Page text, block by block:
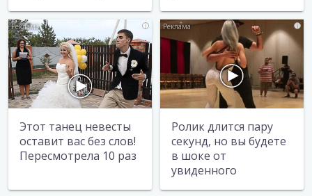
i
Этот танец невесты
оставит вас без слов!
Пересмотрела 10 раз
i
Ролик длится пару
секунд, но вы будете
в шоке от
увиденного